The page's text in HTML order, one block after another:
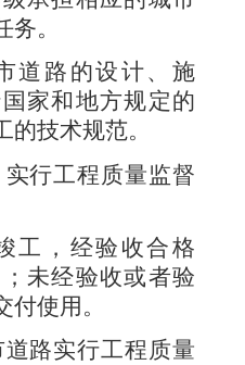
。
道路的设计、施
家和地方规定的
技术规范。
行工程质量监督
工，经验收合格
未经验收或者验
使用。
道路实行工程质量